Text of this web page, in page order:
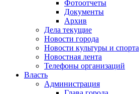
Фотоотчеты
Документы
Архив
Дела текущие
Новости города
Новости культуры и спорта
Новостная лента
Телефоны организаций
Власть
Администрация